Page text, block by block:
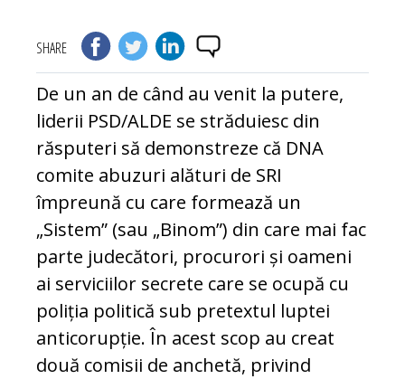
SHARE
De un an de când au venit la putere,
liderii PSD/ALDE se străduiesc din
răsputeri să demonstreze că DNA
comite abuzuri alături de SRI
împreună cu care formează un
„Sistem” (sau „Binom”) din care mai fac
parte judecători, procurori și oameni
ai serviciilor secrete care se ocupă cu
poliția politică sub pretextul luptei
anticorupție. În acest scop au creat
două comisii de anchetă, privind